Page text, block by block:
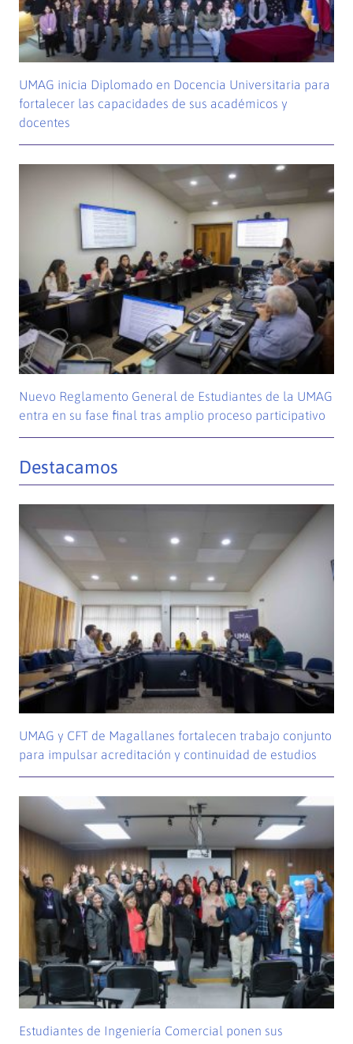
UMAG inicia Diplomado en Docencia Universitaria para
fortalecer las capacidades de sus académicos y
docentes
Nuevo Reglamento General de Estudiantes de la UMAG
entra en su fase final tras amplio proceso participativo
Destacamos
UMAG y CFT de Magallanes fortalecen trabajo conjunto
para impulsar acreditación y continuidad de estudios
Estudiantes de Ingeniería Comercial ponen sus